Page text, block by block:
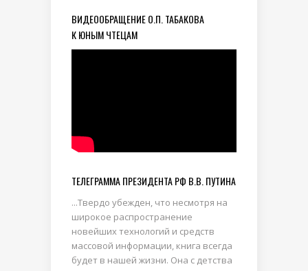
ВИДЕООБРАЩЕНИЕ О.П. ТАБАКОВА
К ЮНЫМ ЧТЕЦАМ
ТЕЛЕГРАММА ПРЕЗИДЕНТА РФ В.В. ПУТИНА
...Твердо убежден, что несмотря на
широкое распространение
новейших технологий и средств
массовой информации, книга всегда
будет в нашей жизни. Она с детства